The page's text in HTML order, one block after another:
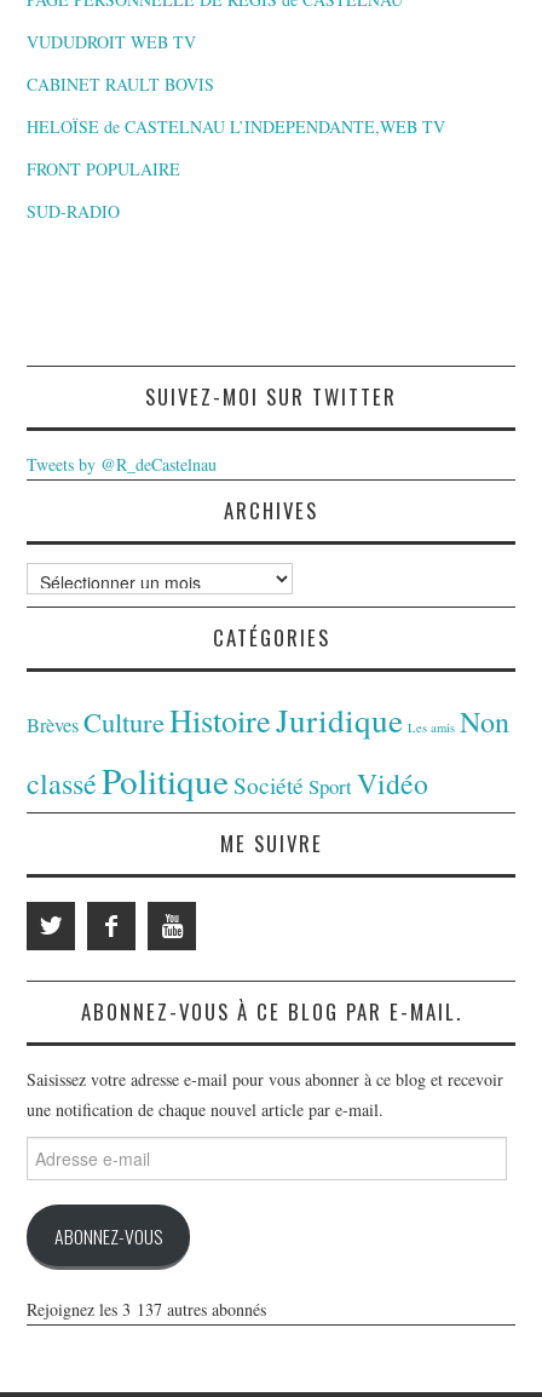
VUDUDROIT WEB TV
CABINET RAULT BOVIS
HELOÏSE de CASTELNAU L’INDEPENDANTE,WEB TV
FRONT POPULAIRE
SUD-RADIO
SUIVEZ-MOI SUR TWITTER
Tweets by @R_deCastelnau
ARCHIVES
Archives
CATÉGORIES
Brèves CultureHistoireJuridique Les amis Non
classéPolitiqueSociété SportVidéo
ME SUIVRE
ABONNEZ-VOUS À CE BLOG PAR E-MAIL.
Saisissez votre adresse e-mail pour vous abonner à ce blog et recevoir
une notification de chaque nouvel article par e-mail.
Adresse
e-
ABONNEZ-VOUS
Rejoignez les 3 137 autres abonnés